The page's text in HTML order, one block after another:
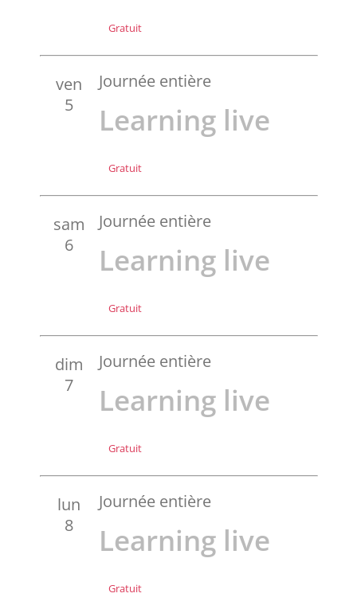
Gratuit
ven
5
Journée entière
Learning live
Gratuit
sam
6
Journée entière
Learning live
Gratuit
dim
7
Journée entière
Learning live
Gratuit
lun
8
Journée entière
Learning live
Gratuit